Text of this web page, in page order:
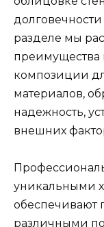
разделе мы
преимущества
композиции
материалов,
надежность,
внешних
уникальными
обеспечивают
различными